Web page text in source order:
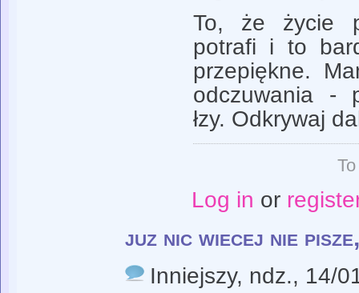
To, że życie
potrafi i to
przepiękne.
odczuwania -
łzy. Odkrywaj
Log in or
juz nic wiecej nie pisze,
Inniejszy, ndz., 14/